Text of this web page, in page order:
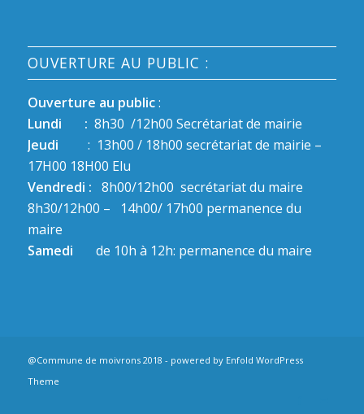
OUVERTURE AU PUBLIC :
Ouverture au public:
Lundi : 8h30 /12h00 Secrétariat de mairie
Jeudi : 13h00 / 18h00 secrétariat de mairie –
17H00 18H00 Elu
Vendredi : 8h00/12h00 secrétariat du maire
8h30/12h00 – 14h00/ 17h00 permanence du
maire
Samedi
de 10h à 12h: permanence du maire
@Commune de moivrons 2018 - powered by Enfold WordPress
Theme